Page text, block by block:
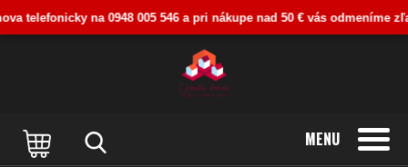
MENU
telefonicky na 0948 005 546 a pri nákupe nad 50 € vás odmeníme